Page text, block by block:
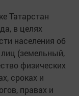
Татарстан
в целях
населения об
(земельный,
физических
сроках и
правах и